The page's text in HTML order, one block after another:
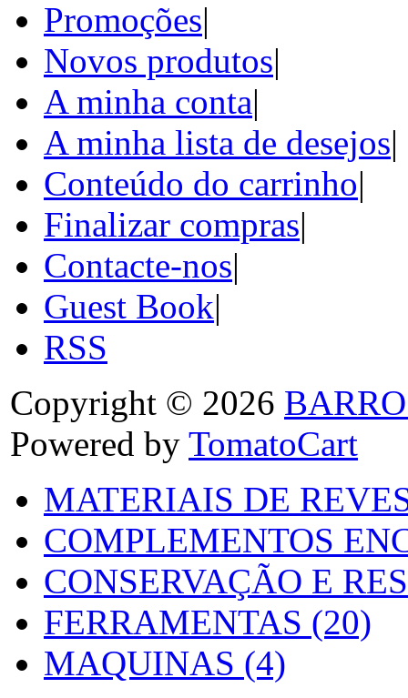
Promoções|
Novos produtos|
A minha conta|
A minha lista de desejos|
Conteúdo do carrinho|
Finalizar compras|
Contacte-nos|
Guest Book|
RSS
Copyright © 2026
Powered by TomatoCart
MATERIAIS DE
COMPLEMENTOS
CONSERVAÇÃO E
FERRAMENTAS (20)
MAQUINAS (4)